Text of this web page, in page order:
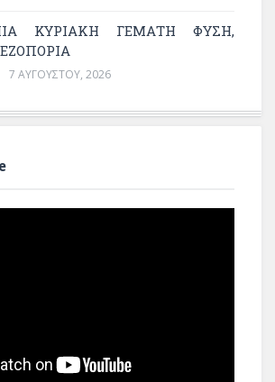
ΚΥΡΙΑΚΉ ΓΕΜΆΤΗ ΦΎΣΗ,
7 ΑΥΓΟΎΣΤΟΥ, 2026